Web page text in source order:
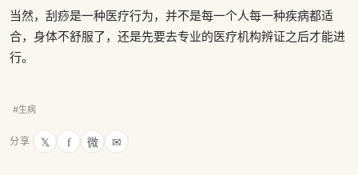
当然，刮痧是一种医疗行为，并不是每一个人每一种疾病都适
合，身体不舒服了，还是先要去专业的医疗机构辨证之后才能进
行。
#生病
分享 𝕏 f 微 ✉